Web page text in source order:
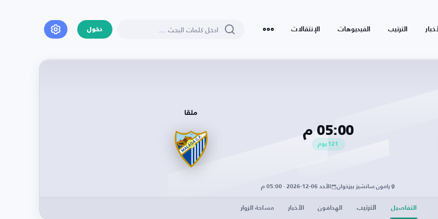
الترتيب الفيديوهات الإنتقالات دخول
05:00 م
121 يوم
ملقا
رامون سانشيز بيزخوان الأحد 06-12-2026 · 05:00 م
التفاصيل الترتيب الهدافون الأخبار مساحة الزوار